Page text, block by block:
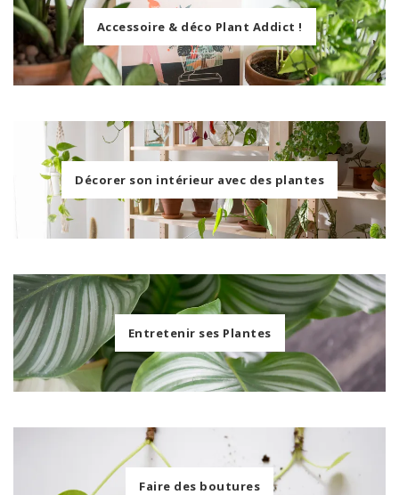
Accessoire & déco Plant Addict !
Décorer son intérieur avec des plantes
Entretenir ses Plantes
Faire des boutures